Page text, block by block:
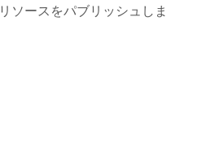
ソースをパブリッシュしま